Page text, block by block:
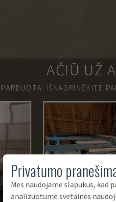
AČIŪ UŽ
IŠNAGRINĖKITE
Privatumo
Mes naudojame slapukus,
analizuotume svetainės